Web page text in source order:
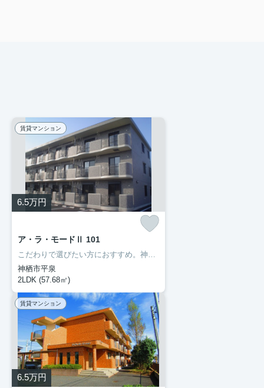
賃貸マンション
6.5万円
ア・ラ・モードⅡ 101
こだわりで選びたい方におすすめ。神栖市エリアで住まいをお探しなら「ア・ラ・モードⅡ」。室内設備はBS・エアコン・ネット使用料不要など充実した設備を備え付けています。初期費用をカードでお支払いいただけるので、カードで決済したい方にもおすすめです。住まいを探すにあたって、神栖市へお引っ越しを検討しているのであれば、豊成管理システムにお任せください。
神栖市平泉
2LDK (57.68㎡)
賃貸マンション
6.5万円